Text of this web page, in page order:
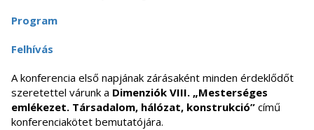
Program
Felhívás
A konferencia első napjának zárásaként minden érdeklődőt
szeretettel várunk a Dimenziók VIII. „Mesterséges
emlékezet. Társadalom, hálózat, konstrukció” című
konferenciakötet bemutatójára.